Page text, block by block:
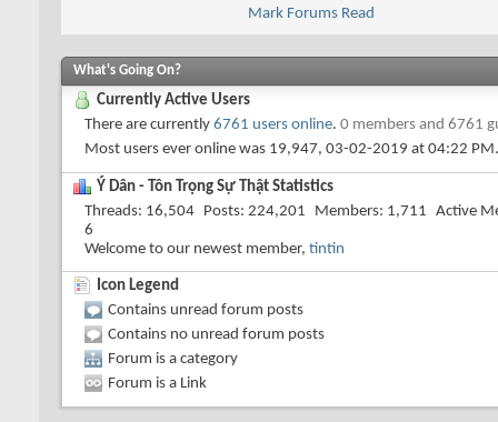
Mark Forums Read
What's Going On?
Currently Active Users
There are currently 6761 users online. 0 members and 6761
Most users ever online was 19,947, 03-02-2019 at 04:22 PM.
Ý Dân - Tôn Trọng Sự Thật Statistics
Threads 16,504 Posts 224,201 Members 1,711 Active
6
Welcome to our newest member, tintin
Icon Legend
Contains unread forum posts
Contains no unread forum posts
Forum is a category
Forum is a Link